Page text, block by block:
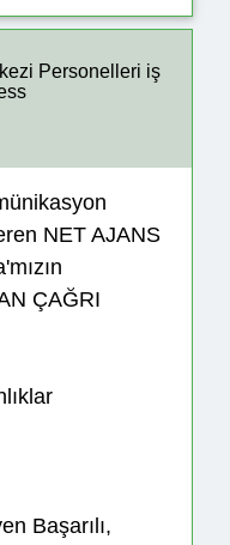
Personelleri iş
NET AJANS
ÇAĞRI
Başarılı,